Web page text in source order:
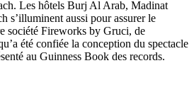
Les hôtels Burj Al Arab, Madinat
s’illuminent aussi pour assurer le
société Fireworks by Gruci, de
été confiée la conception du spectacle
au Guinness Book des records.